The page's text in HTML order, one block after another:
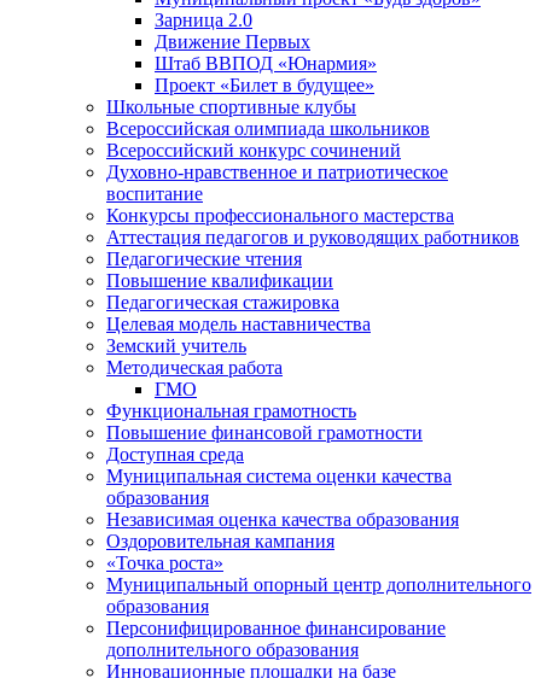
Зарница 2.0
Движение Первых
Штаб ВВПОД «Юнармия»
Проект «Билет в будущее»
Школьные спортивные клубы
Всероссийская олимпиада школьников
Всероссийский конкурс сочинений
Духовно-нравственное и патриотическое
воспитание
Конкурсы профессионального мастерства
Аттестация педагогов и руководящих работников
Педагогические чтения
Повышение квалификации
Педагогическая стажировка
Целевая модель наставничества
Земский учитель
Методическая работа
ГМО
Функциональная грамотность
Повышение финансовой грамотности
Доступная среда
Муниципальная система оценки качества
образования
Независимая оценка качества образования
Оздоровительная кампания
«Точка роста»
Муниципальный опорный центр дополнительного
образования
Персонифицированное финансирование
дополнительного образования
Инновационные площадки на базе